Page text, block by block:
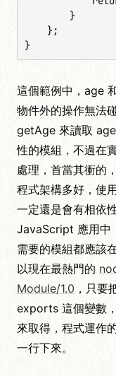
        }
    };
}
這個範例中，age
物件外的操作無法
getAge 來讀取
性的模組，不過在
處理，首當其衝的
程式架構多好，使
一定還是會有相依
JavaScript 應用中
需要的模組都應該
以現在最熱門的
Module/1.0 ，只要
exports 這個變數
來取得，程式運作
一行下來。